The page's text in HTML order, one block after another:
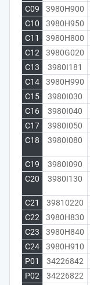
C09
3980H900
C10
3980H950
C11
3980H800
C12
3980G020
C13
3980I181
C14
3980H990
C15
3980I030
C16
3980I040
C17
3980I050
C18
3980I080
C19
3980I090
C20
3980I130
C21
39810220
C22
3980H830
C23
3980H840
C24
3980H910
P01
34226842
P02
34226822